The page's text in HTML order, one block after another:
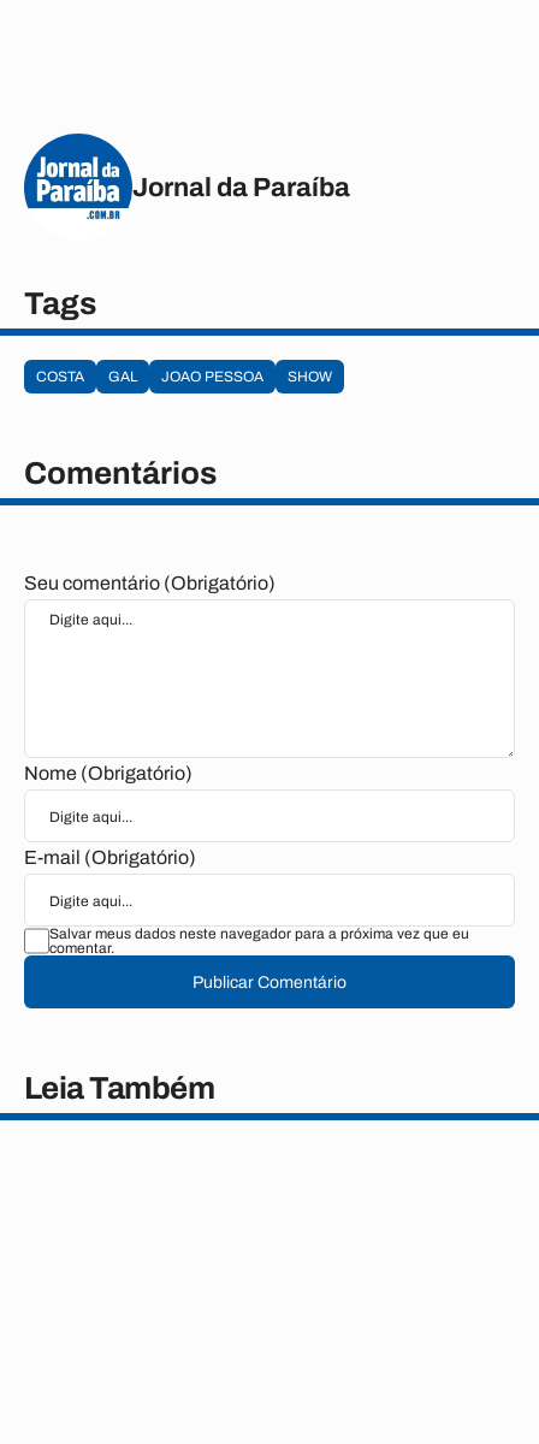
Jornal da Paraíba
Tags
COSTA GAL JOAO PESSOA SHOW
Comentários
Seu comentário (Obrigatório)
Nome (Obrigatório)
E-mail (Obrigatório)
Salvar meus dados neste navegador para a próxima vez que eu
comentar.
Publicar Comentário
Leia Também